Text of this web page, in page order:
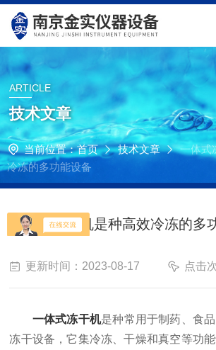
ARTICLE
技术文章
当前位置：首页 技术文章
一体式
冷冻的多功能设备
一体式冻干机是种高效冷冻的多
更新时间：2023-08-17 点击
一体式冻干机是种常用于制药、食
冻干设备，它集冷冻、干燥和真空等功